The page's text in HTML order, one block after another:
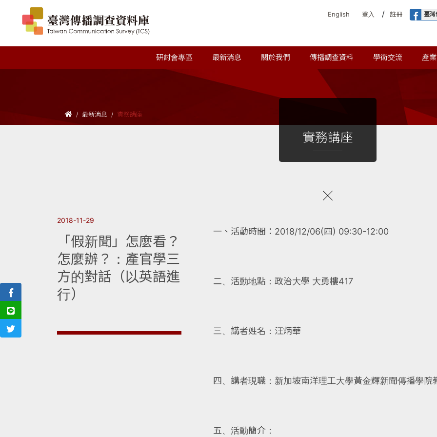
English 登入 / 註冊 臺
研討會專區 最新消息 關於我們 傳播調查資料 學術交流 產
最新消息 實務講座
實務講座
2018-11-29
「假新聞」怎麼看？
怎麼辦？：產官學三
方的對話（以英語進
行）
一、活動時間：2018/12/06(四) 09:30-12:00
二、活動地點：政治大學 大勇樓417
三、講者姓名：汪炳華
四、講者現職：新加坡南洋理工大學黃金輝新聞傳播學院
五、活動簡介：